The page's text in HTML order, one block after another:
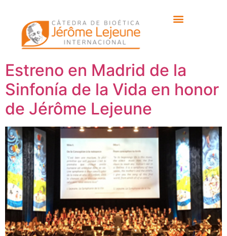
Etiqueta: Borja
Quintas
Estreno en Madrid de la
Sinfonía de la Vida en honor
de Jérôme Lejeune